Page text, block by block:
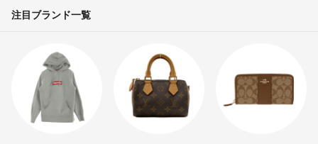
注目ブランド一覧